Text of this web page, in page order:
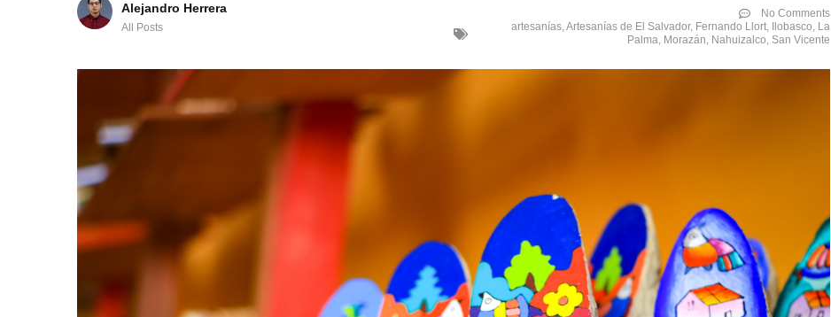
Alejandro Herrera
All Posts
No Comments
artesanías,Artesanías de El Salvador, Fernando Llort, Ilobasco, La
Palma, Morazán, Nahuizalco, San Vicente